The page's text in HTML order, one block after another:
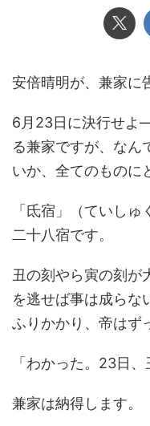
安倍晴明が、兼家に
6月23日に決行せよ
る兼家ですが、なん
いか、全てのものに
「氐宿」（ていし
二十八宿です。
丑の刻やら寅の刻が
を逃せば事は成らな
ふりかかり、帝はず
「わかった。23日、
兼家は納得します。